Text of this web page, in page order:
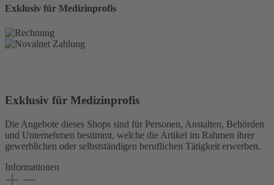
Exklusiv für Medizinprofis
Exklusiv für Medizinprofis
Die Angebote dieses Shops sind für Personen, Anstalten, Behörden
und Unternehmen bestimmt, welche die Artikel im Rahmen ihrer
gewerblichen oder selbstständigen beruflichen Tätigkeit erwerben.
Informationen